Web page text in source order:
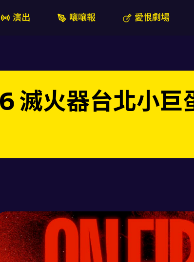
演出 嚷嚷報 愛恨劇場
滅火器台北小巨